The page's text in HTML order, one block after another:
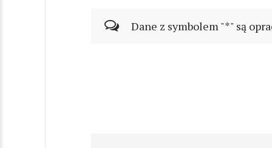
Dane z symbolem "*" są